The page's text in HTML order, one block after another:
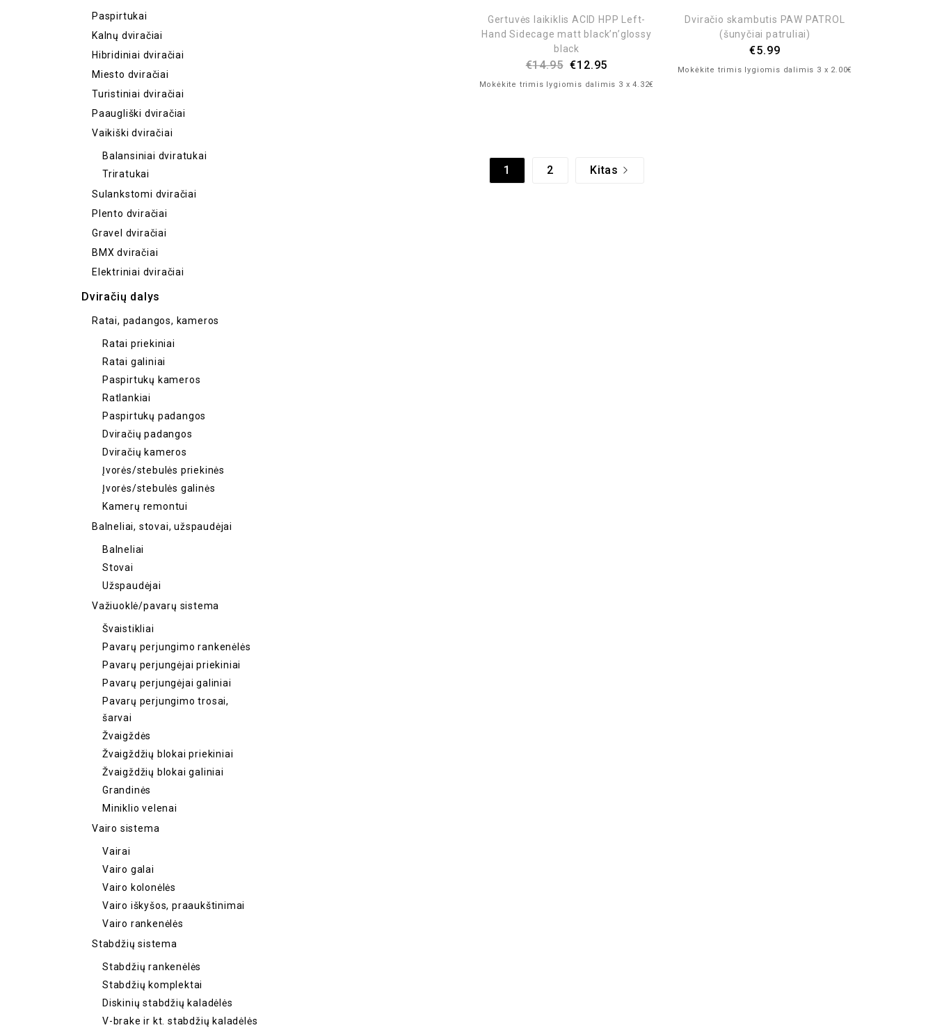
Paspirtukai
Kalnų dviračiai
Hibridiniai dviračiai
Miesto dviračiai
Turistiniai dviračiai
Paaugliški dviračiai
Vaikiški dviračiai
Balansiniai dviratukai
Triratukai
Sulankstomi dviračiai
Plento dviračiai
Gravel dviračiai
BMX dviračiai
Elektriniai dviračiai
Dviračių dalys
Ratai, padangos, kameros
Ratai priekiniai
Ratai galiniai
Paspirtukų kameros
Ratlankiai
Paspirtukų padangos
Dviračių padangos
Dviračių kameros
Įvorės/stebulės priekinės
Įvorės/stebulės galinės
Kamerų remontui
Balneliai, stovai, užspaudėjai
Balneliai
Stovai
Užspaudėjai
Važiuoklė/pavarų sistema
Švaistikliai
Pavarų perjungimo rankenėlės
Pavarų perjungėjai priekiniai
Pavarų perjungėjai galiniai
Pavarų perjungimo trosai,
šarvai
Žvaigždės
Žvaigždžių blokai priekiniai
Žvaigždžių blokai galiniai
Grandinės
Miniklio velenai
Vairo sistema
Vairai
Vairo galai
Vairo kolonėlės
Vairo iškyšos, praaukštinimai
Vairo rankenėlės
Stabdžių sistema
Stabdžių rankenėlės
Stabdžių komplektai
Diskinių stabdžių kaladėlės
V-brake ir kt. stabdžių kaladėlės
Gertuvės laikiklis ACID HPP Left-
Hand Sidecage matt black’n’glossy
black
€14.95 €12.95
Mokėkite trimis lygiomis dalimis 3 x 4.32€
Dviračio skambutis PAW PATROL
(šunyčiai patruliai)
€5.99
Mokėkite trimis lygiomis dalimis 3 x 2.00€
1 2 Kitas